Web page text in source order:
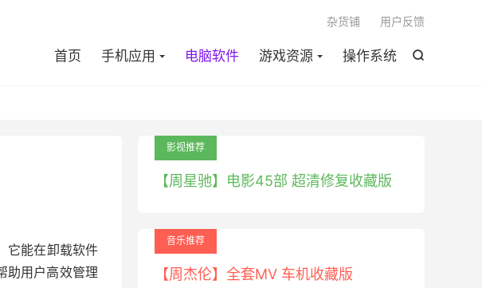

首页 手机应用 电脑软件 游戏资源 操作系统
杂货铺 用户反馈
它能在卸载软件
助用户高效管理
影视推荐
【周星驰】电影45部 超清修复收藏版
音乐推荐
【周杰伦】全套MV 车机收藏版